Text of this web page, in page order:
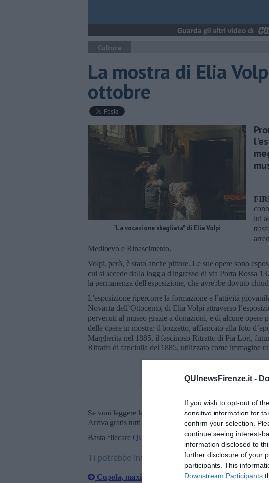
QUInewsFirenze.it -
If you wish to opt-out of
sensitive information for
confirm your selection.
continue seeing interest-
information disclosed to
further disclosure of your
participants. This
Downstream Participants
Cultura
La mostra di Elia
ottobre
"La vocazione sbagliata" di Elia Volpi
lui
Medioevo e Rinascimento.
Volpi, però, è stato anche pittore. Le sue opere sono
cui si accede dalla loggia d'ingresso di via Porta Rossa
la permanenza dell'esposizione, che avrebbe dovuto
L'esposizione ripercorre la formazione e l’attività
Novanta dell’Ottocento, di Elia Volpi attraverso
pervenuti al museo grazie a donazioni, e di alcune opere
delle opere in mostra: il bozzetto, affiancato alla foto
Margherita nel 1885, il fascinoso Ritratto di Pia Lori,
Ritratto di fanciulla del 1885, utilizzato come immagine
Se vuoi leggere le notizie principali della Toscana
Arriva gratis tutti i giorni alle 20:00 direttamente nella tua
Basta cliccare QUI
Ti potrebbe interessare anche:
Cupola, maxi controllo sui biglietti e fuggi fuggi